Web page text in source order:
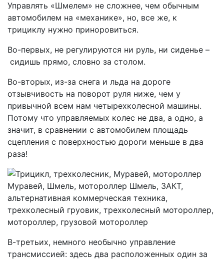
Управлять «Шмелем» не сложнее, чем обычным
автомобилем на «механике», но, все же, к
трициклу нужно приноровиться.
Во-первых, не регулируются ни руль, ни сиденье –
сидишь прямо, словно за столом.
Во-вторых, из-за снега и льда на дороге
отзывчивость на поворот руля ниже, чем у
привычной всем нам четырехколесной машины.
Потому что управляемых колес не два, а одно, а
значит, в сравнении с автомобилем площадь
сцепления с поверхностью дороги меньше в два
раза!
В-третьих, немного необычно управление
трансмиссией: здесь два расположенных один за